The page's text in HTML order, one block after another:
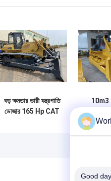
বড় ক্ষমতার ভারী যন্ত্রপাতি
ডোজার 165 Hp CAT
10m3
বুলডোজার
Good